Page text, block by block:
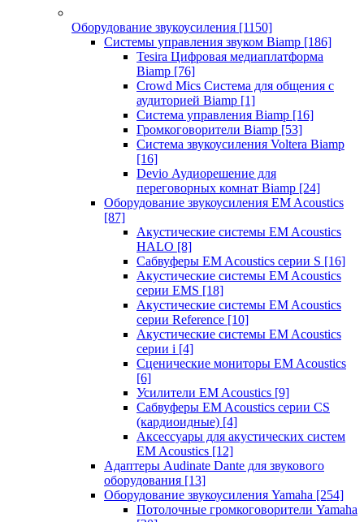
Оборудование звукоусиления [1150]
Системы управления звуком Biamp [186]
Tesira Цифровая медиаплатформа
Biamp [76]
Crowd Mics Система для общения с
аудиторией Biamp [1]
Система управления Biamp [16]
Громкоговорители Biamp [53]
Система звукоусиления Voltera Biamp
[16]
Devio Аудиорешение для
переговорных комнат Biamp [24]
Оборудование звукоусиления EM Acoustics
[87]
Акустические системы EM Acoustics
HALO [8]
Сабвуферы EM Acoustics серии S [16]
Акустические системы EM Acoustics
серии EMS [18]
Акустические системы EM Acoustics
серии Reference [10]
Акустические системы EM Acoustics
серии i [4]
Сценические мониторы EM Acoustics
[6]
Усилители EM Acoustics [9]
Сабвуферы EM Acoustics серии CS
(кардиоидные) [4]
Аксессуары для акустических систем
EM Acoustics [12]
Адаптеры Audinate Dante для звукового
оборудования [13]
Оборудование звукоусиления Yamaha [254]
Потолочные громкоговорители Yamaha